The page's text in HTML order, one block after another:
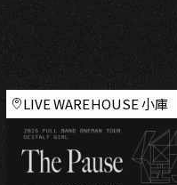
LIVE WAREHOUSE 小庫